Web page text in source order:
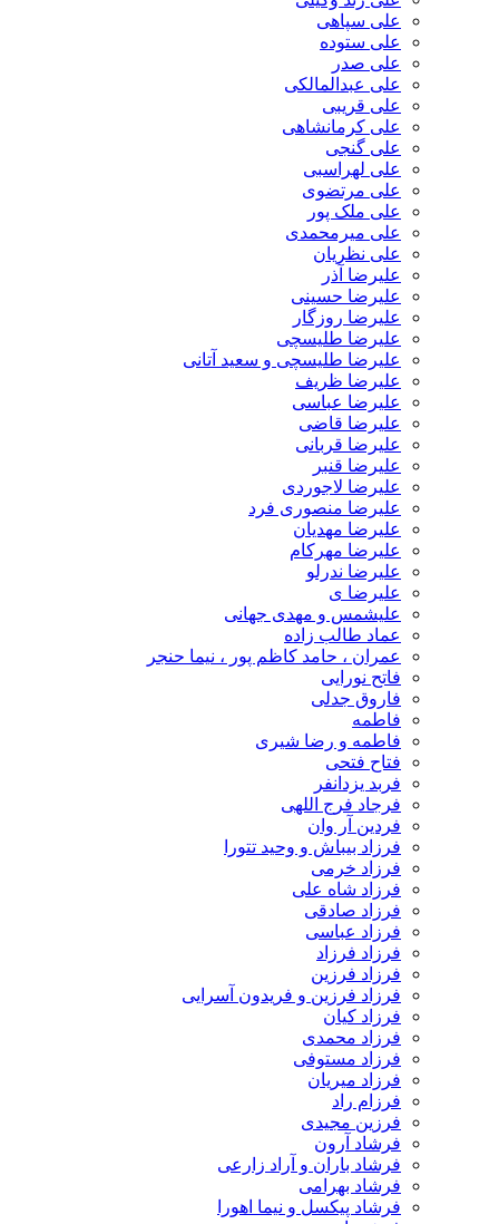
علی سپاهی
علی ستوده
علی صدر
علی عبدالمالکی
علی قریبی
علی کرمانشاهی
علی گنجی
علی لهراسبی
علی مرتضوی
علی ملک پور
علی میرمحمدی
علی نظریان
علیرضا آذر
علیرضا حسینی
علیرضا روزگار
علیرضا طلیسچی
علیرضا طلیسچی و سعید آتانی
علیرضا ظریف
علیرضا عباسی
علیرضا قاضی
علیرضا قربانی
علیرضا قنبر
علیرضا لاجوردی
علیرضا منصوری فرد
علیرضا مهدیان
علیرضا مهرکام
علیرضا ندرلو
علیرضا ی
علیشمس و مهدی جهانی
عماد طالب زاده
عمران ، حامد کاظم پور ، نیما حنجر
فاتح نورایی
فاروق جدلی
فاطمه
فاطمه و رضا شیری
فتاح فتحی
فربد یزدانفر
فرجاد فرج اللهی
فردین آر وان
فرزاد بیباش و وحید تتورا
فرزاد خرمی
فرزاد شاه علی
فرزاد صادقی
فرزاد عباسی
فرزاد فرزاد
فرزاد فرزین
فرزاد فرزین و فریدون آسرایی
فرزاد کیان
فرزاد محمدی
فرزاد مستوفی
فرزاد میریان
فرزام راد
فرزین مجیدی
فرشاد آرون
فرشاد باران و آراد زارعی
فرشاد بهرامی
فرشاد پیکسل و نیما اهورا